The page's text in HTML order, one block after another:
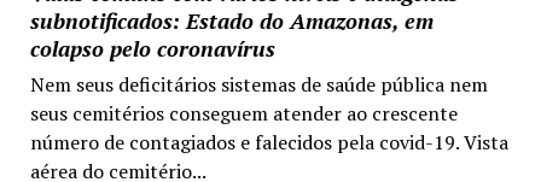
subnotificados: Estado do Amazonas, em
colapso pelo coronavírus
Nem seus deficitários sistemas de saúde pública nem
seus cemitérios conseguem atender ao crescente
número de contagiados e falecidos pela covid-19. Vista
aérea do cemitério...